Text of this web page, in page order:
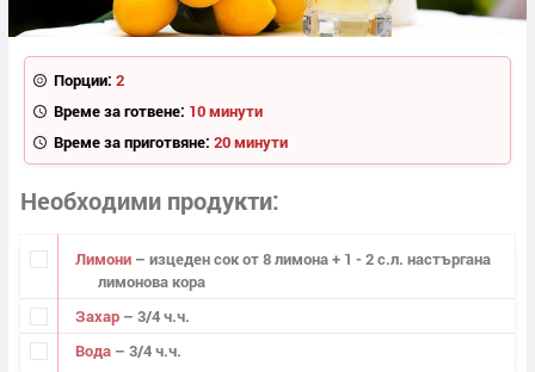
Порции: 2
Време за готвене: 10 минути
Време за приготвяне: 20 минути
Необходими продукти
Лимони – изцеден сок от 8 лимона + 1 - 2 с.л. настъргана
лимонова кора
Захар – 3/4 ч.ч.
Вода – 3/4 ч.ч.